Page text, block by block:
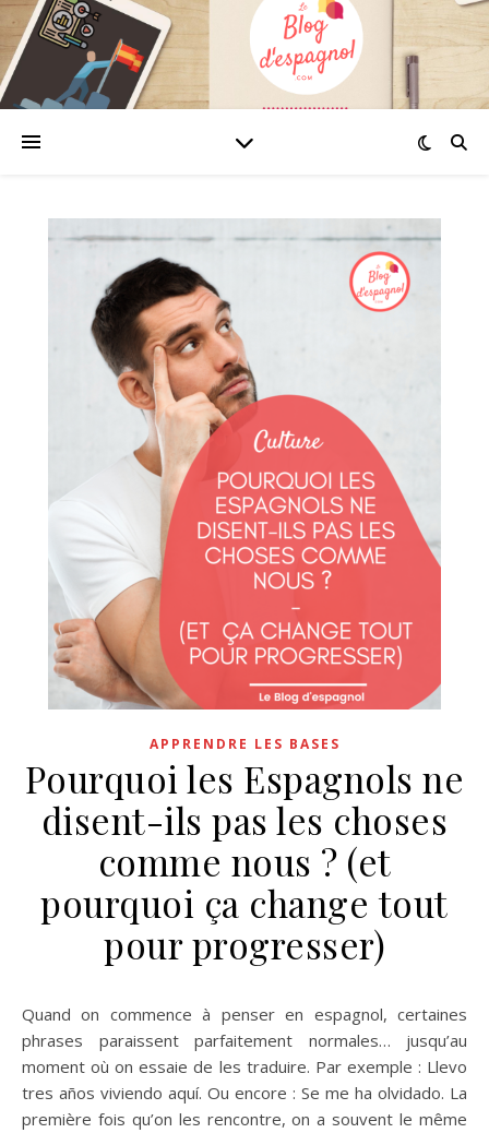
APPRENDRE LES BASES
Pourquoi les Espagnols ne
disent-ils pas les choses
comme nous ? (et
pourquoi ça change tout
pour progresser)
Quand on commence à penser en espagnol, certaines
phrases paraissent parfaitement normales… jusqu’au
moment où on essaie de les traduire. Par exemple : Llevo
tres años viviendo aquí. Ou encore : Se me ha olvidado. La
première fois qu’on les rencontre, on a souvent le même